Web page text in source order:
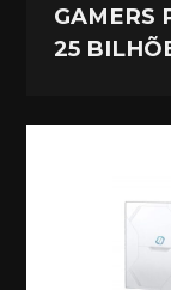
GAMERS
25